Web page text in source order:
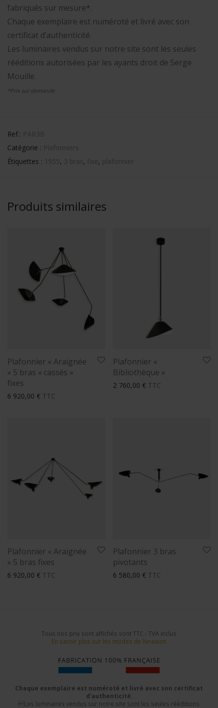
fabriqués sur mesure*.
Chaque exemplaire est numéroté et livré avec son
certificat d’authenticité.
Les luminaires vendus sur notre site sont les seules
rééditions autorisées par les ayants droit de Serge
Mouille.
*Prix sur demande
Ref.: PAR3B
Catégorie : Plafonniers
Étiquettes : 1955, 3 bras , fixe, plafonnier
Produits similaires
Plafonnier « Araignée
» 5 bras « cassés »
fixes
6 920,00 € TTC
Plafonnier «
Bibliothèque »
2 760,00 € TTC
Plafonnier « Araignée
» 5 bras fixes
6 920,00 € TTC
Plafonnier 3 bras
pivotants
6 580,00 € TTC
Tous nos prix sont affichés sont TTC - TVA inclus
En savoir plus sur les modes de livraison
Chaque exemplaire est numéroté et livré avec son certificat
d'authenticité.
Les luminaires vendus sur notre site sont les seules rééditions